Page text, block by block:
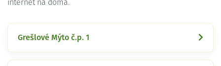
internet na doma.
Grešlové Mýto č.p. 1